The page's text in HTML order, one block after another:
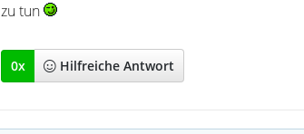
zu tun
0x Hilfreiche Antwort